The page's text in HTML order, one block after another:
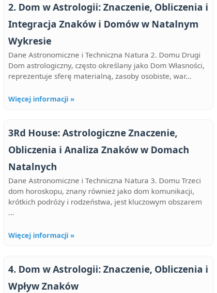
2. Dom w Astrologii: Znaczenie, Obliczenia i
Integracja Znaków i Domów w Natalnym
Wykresie
Dane Astronomiczne i Techniczna Natura 2. Domu Drugi
Dom astrologiczny, często określany jako Dom Własności,
reprezentuje sferę materialną, zasoby osobiste, war...
Więcej informacji »
3Rd House: Astrologiczne Znaczenie,
Obliczenia i Analiza Znaków w Domach
Natalnych
Dane Astronomiczne i Techniczna Natura 3. Domu Trzeci
dom horoskopu, znany również jako dom komunikacji,
krótkich podróży i rodzeństwa, jest kluczowym obszarem
...
Więcej informacji »
4. Dom w Astrologii: Znaczenie, Obliczenia i
Wpływ Znaków